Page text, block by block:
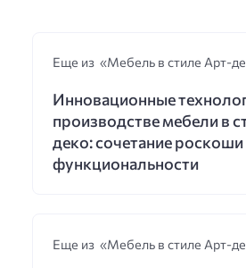
Еще из «Мебель в стиле Арт-
Инновационные
производстве мебели в
деко: сочетание роскоши
функциональности
Еще из «Мебель в стиле Арт-